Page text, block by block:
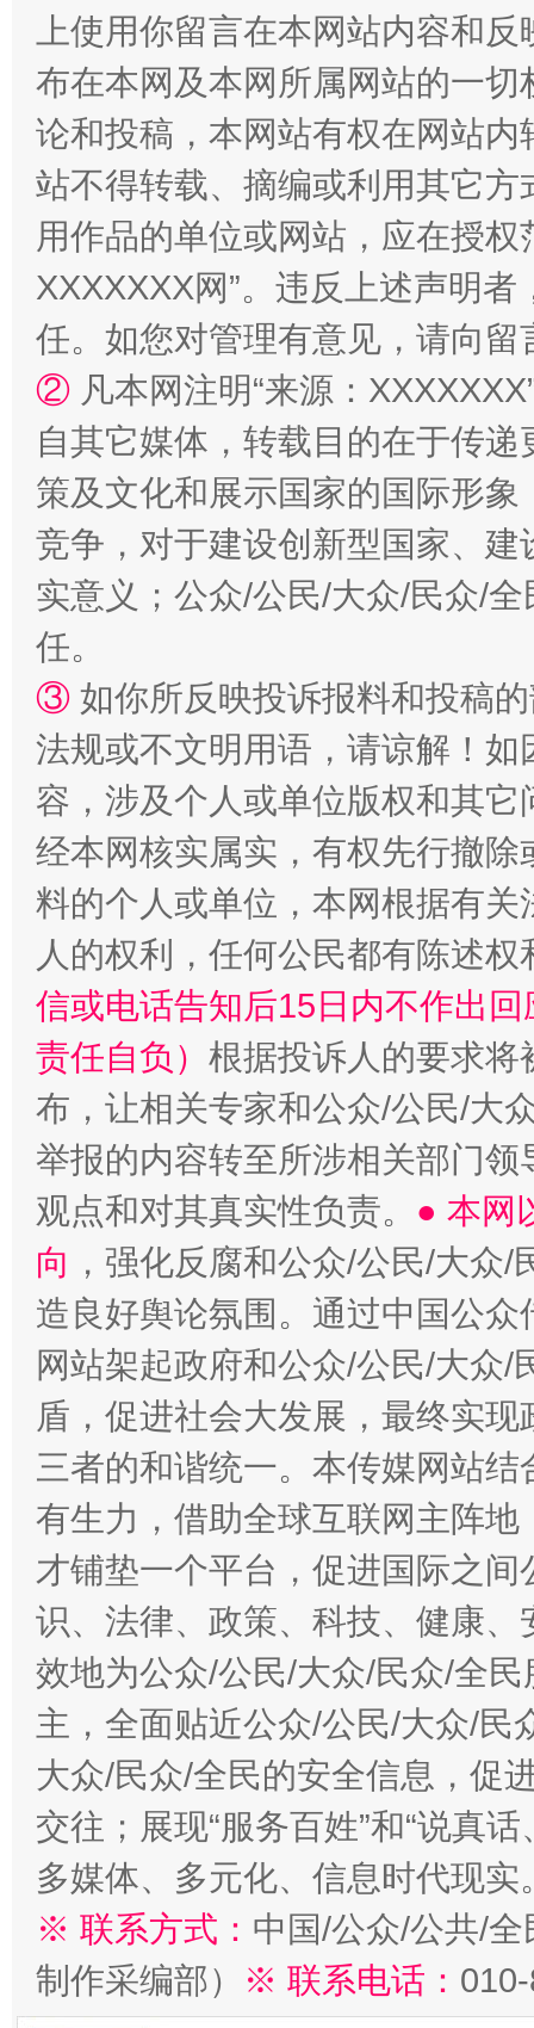
国家大学科技园优化重塑工作
扯下公款旅游的“隐身衣” 如何以
上使用你留言在本网站内容和
布在本网及本网所属网站的一
论和投稿，本网站有权在网站
站不得转载、摘编或利用其它
用作品的单位或网站，应在授
XXXXXXX网”。违反上述声明
任。如您对管理有意见，请向
② 凡本网注明“来源：
自其它媒体，转载目的在于传
策及文化和展示国家的国际形
竞争，对于建设创新型国家、
实意义；公众/公民/大众/民众/
任。
③ 如你所反映投诉报料和投稿
法规或不文明用语，请谅解！
容，涉及个人或单位版权和其它
经本网核实属实，有权先行撤
料的个人或单位，本网根据有
人的权利，任何公民都有陈述
信或电话告知后15日内不作出
责任自负） 根据投诉人的要求将
布，让相关专家和公众/公民/大
举报的内容转至所涉相关部门
观点和对其真实性负责。 ● 本网
向 ，强化反腐和公众/公民/大众
造良好舆论氛围。通过中国公
网站架起政府和公众/公民/大众
盾，促进社会大发展，最终实
三者的和谐统一。本传媒网站
有生力，借助全球互联网主阵
才铺垫一个平台，促进国际之
识、法律、政策、科技、健康
效地为公众/公民/大众/民众/全
主，全面贴近公众/公民/大众/民
大众/民众/全民的安全信息，促
交往；展现“服务百姓”和“说真
多媒体、多元化、信息时代现实
※ 联系方式： 中国/公众/公共/
制作采编部）
※ 联系电话：